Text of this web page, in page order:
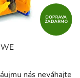
DOPRAVA
ZADARMO
nás neváhajte